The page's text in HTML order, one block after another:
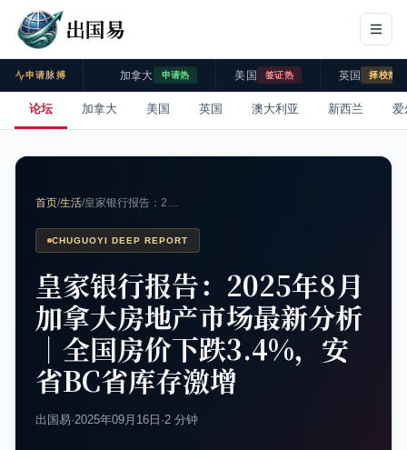
出国易
申请脉搏 加拿大 申请热 美国 签证热 英国 择校热
论坛 加拿大 美国 英国 澳大利亚 新西兰 爱
首页/生活/皇家银行报告：2…
CHUGUOYI DEEP REPORT
皇家银行报告：2025年8月
加拿大房地产市场最新分析
｜全国房价下跌3.4%，安
省BC省库存激增
出国易·2025年09月16日 ·2 分钟